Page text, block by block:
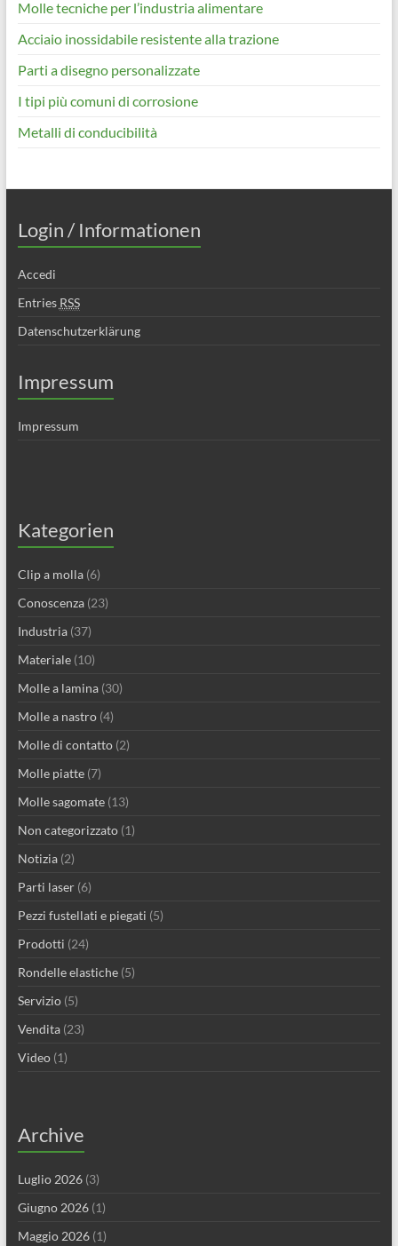
Molle tecniche per l’industria alimentare
Acciaio inossidabile resistente alla trazione
Parti a disegno personalizzate
I tipi più comuni di corrosione
Metalli di conducibilità
Login / Informationen
Accedi
Entries RSS
Datenschutzerklärung
Impressum
Impressum
Kategorien
Clip a molla(6)
Conoscenza(23)
Industria(37)
Materiale(10)
Molle a lamina(30)
Molle a nastro(4)
Molle di contatto(2)
Molle piatte(7)
Molle sagomate(13)
Non categorizzato(1)
Notizia(2)
Parti laser(6)
Pezzi fustellati e piegati (5)
Prodotti (24)
Rondelle elastiche(5)
Servizio(5)
Vendita(23)
Video(1)
Archive
Luglio 2026(3)
Giugno 2026(1)
Maggio 2026(1)